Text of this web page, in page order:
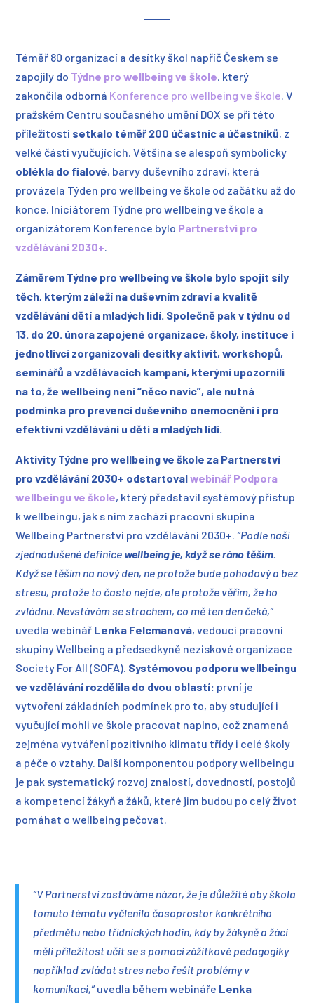
Téměř 80 organizací a desítky škol napříč Českem se
zapojily do Týdne pro wellbeing ve škole, který
zakončila odborná Konference pro wellbeing ve škole. V
pražském Centru současného umění DOX se při této
příležitosti setkalo téměř 200 účastnic a účastníků, z
velké části vyučujících. Většina se alespoň symbolicky
oblékla do fialové, barvy duševního zdraví, která
provázela Týden pro wellbeing ve škole od začátku až do
konce. Iniciátorem Týdne pro wellbeing ve škole a
organizátorem Konference bylo Partnerství pro
vzdělávání 2030+.
Záměrem Týdne pro wellbeing ve škole bylo spojit síly
těch, kterým záleží na duševním zdraví a kvalitě
vzdělávání dětí a mladých lidí. Společně pak v týdnu od
13. do 20. února zapojené organizace, školy, instituce i
jednotlivci zorganizovali desítky aktivit, workshopů,
seminářů a vzdělávacích kampaní, kterými upozornili
na to, že wellbeing není “něco navíc”, ale nutná
podmínka pro prevenci duševního onemocnění i pro
efektivní vzdělávání u dětí a mladých lidí.
Aktivity Týdne pro wellbeing ve škole za Partnerství
pro vzdělávání 2030+ odstartovalwebinář Podpora
wellbeingu ve škole, který představil systémový přístup
k wellbeingu, jak s ním zachází pracovní skupina
Wellbeing Partnerství pro vzdělávání 2030+. “Podle naší
zjednodušené definice wellbeing je, když se ráno těším.
Když se těším na nový den, ne protože bude pohodový a bez
stresu, protože to často nejde, ale protože věřím, že ho
zvládnu. Nevstávám se strachem, co mě ten den čeká,”
uvedla webinář Lenka Felcmanová, vedoucí pracovní
skupiny Wellbeing a předsedkyně neziskové organizace
Society For All (SOFA). Systémovou podporu wellbeingu
ve vzdělávání rozdělila do dvou oblastí: první je
vytvoření základních podmínek pro to, aby studující i
vyučující mohli ve škole pracovat naplno, což znamená
zejména vytváření pozitivního klimatu třídy i celé školy
a péče o vztahy. Další komponentou podpory wellbeingu
je pak systematický rozvoj znalostí, dovedností, postojů
a kompetencí žákyň a žáků, které jim budou po celý život
pomáhat o wellbeing pečovat.
“V Partnerství zastáváme názor, že je důležité aby škola
tomuto tématu vyčlenila časoprostor konkrétního
předmětu nebo třídnických hodin, kdy by žákyně a žáci
měli příležitost učit se s pomocí zážitkové pedagogiky
například zvládat stres nebo řešit problémy v
komunikaci,”uvedla během webináře Lenka